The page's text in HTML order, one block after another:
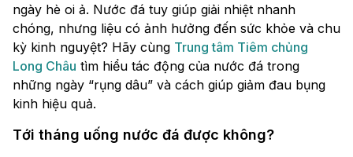
ngày hè oi ả. Nước đá tuy giúp giải nhiệt nhanh
chóng, nhưng liệu có ảnh hưởng đến sức khỏe và chu
kỳ kinh nguyệt? Hãy cùng Trung tâm Tiêm chủng
Long Châu tìm hiểu tác động của nước đá trong
những ngày “rụng dâu” và cách giúp giảm đau bụng
kinh hiệu quả.
Tới tháng uống nước đá được không?